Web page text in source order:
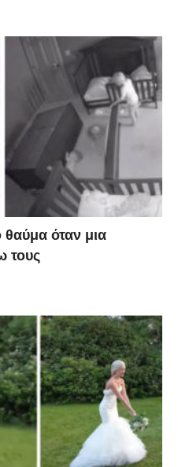
όταν μια
τους